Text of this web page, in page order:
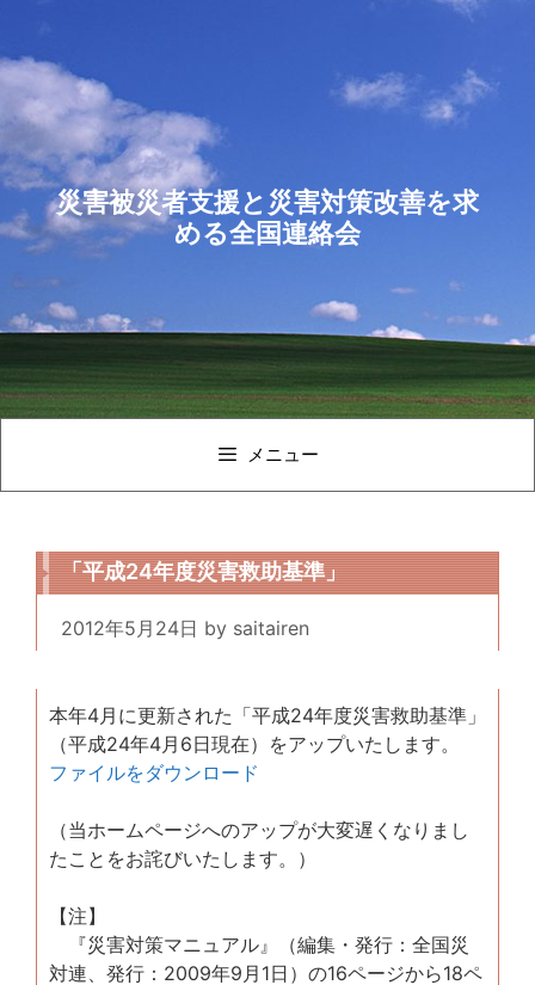
テ
ツ
へ
ス
キ
ッ
災害被災者支援と災害対策改善を求
める全国連絡会
メニュー
「平成24年度災害救助基準」
2012年5月24日 by saitairen
本年4月に更新された「平成24年度災害救助基準」
（平成24年4月6日現在）をアップいたします。
ファイルをダウンロード
（当ホームページへのアップが大変遅くなりまし
たことをお詫びいたします。）
【注】
『災害対策マニュアル』（編集・発行：全国災
対連、発行：2009年9月1日）の16ページから18ペ